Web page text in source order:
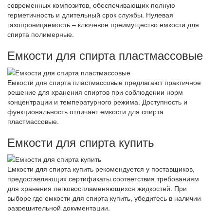
современных композитов, обеспечивающих полную
герметичность и длительный срок службы. Нулевая
газопроницаемость – ключевое преимущество емкости для
спирта полимерные.
Емкости для спирта пластмассовые
Емкости для спирта пластмассовые предлагают практичное
решение для хранения спиртов при соблюдении норм
концентрации и температурного режима. Доступность и
функциональность отличает емкости для спирта
пластмассовые.
Емкости для спирта купить
Емкости для спирта купить рекомендуется у поставщиков,
предоставляющих сертификаты соответствия требованиям
для хранения легковоспламеняющихся жидкостей. При
выборе где емкости для спирта купить, убедитесь в наличии
разрешительной документации.